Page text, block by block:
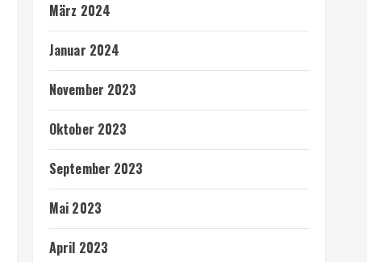
März 2024
Januar 2024
November 2023
Oktober 2023
September 2023
Mai 2023
April 2023